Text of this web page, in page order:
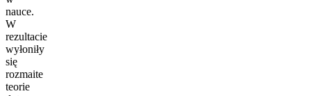
nauce.
W
rezultacie
wyłoniły
się
rozmaite
teorie